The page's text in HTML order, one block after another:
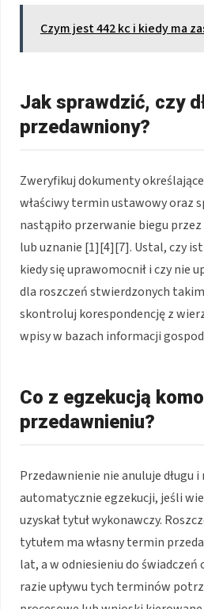
Czym jest 442 kc i kiedy ma
Jak sprawdzić, czy
przedawniony?
Zweryfikuj dokumenty
właściwy termin ustawowy oraz
nastąpiło przerwanie biegu
lub uznanie [1][4][7]. Ustal, czy
kiedy się uprawomocnił i czy nie
dla roszczeń stwierdzonych
skontroluj korespondencję z
wpisy w bazach informacji
Co z egzekucją
przedawnieniu?
Przedawnienie nie anuluje długu
automatycznie egzekucji, jeśli
uzyskał tytuł wykonawczy.
tytułem ma własny termin
lat, a w odniesieniu do świadczeń
razie upływu tych terminów